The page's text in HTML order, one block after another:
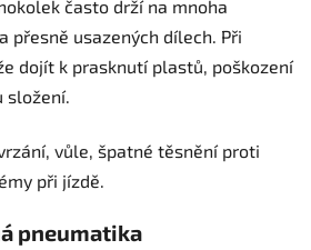
často drží na mnoha
přesně usazených dílech. Při
dojít k prasknutí plastů, poškození
složení.
vůle, špatné těsnění proti
při jízdě.
pneumatika